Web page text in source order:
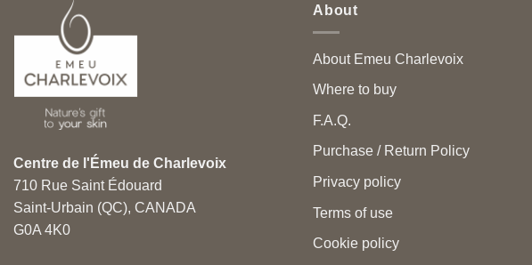
Centre de l'Émeu de Charlevoix
710 Rue Saint Édouard
Saint-Urbain (QC), CANADA
G0A 4K0
About
About Emeu Charlevoix
Where to buy
F.A.Q.
Purchase / Return Policy
Privacy policy
Terms of use
Cookie policy